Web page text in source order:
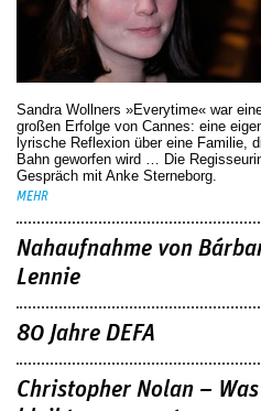
Sandra Wollners »Everytime« war
großen Erfolge von Cannes: eine
lyrische Reflexion über eine ­Familie,
MEHR
Nahaufnahme von
Lennie
80 Jahre DEFA